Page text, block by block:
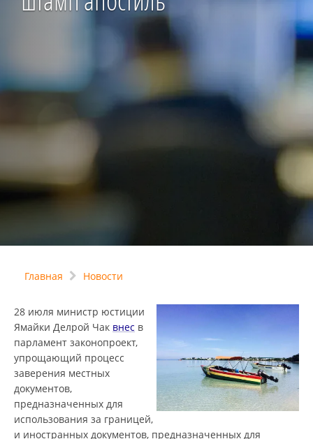
Главная Новости
28 июля министр юстиции
Ямайки Делрой Чак внес в
парламент законопроект,
упрощающий процесс
заверения местных
документов,
предназначенных для
использования за границей,
и иностранных документов, предназначенных для